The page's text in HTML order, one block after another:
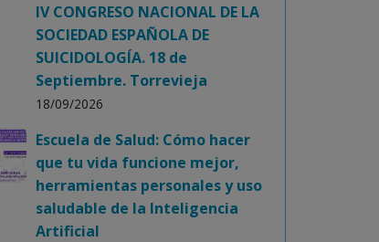
IV CONGRESO NACIONAL DE LA
SOCIEDAD ESPAÑOLA DE
SUICIDOLOGÍA. 18 de
Septiembre. Torrevieja
18/09/2026
Escuela de Salud: Cómo hacer
que tu vida funcione mejor,
herramientas personales y uso
saludable de la Inteligencia
Artificial